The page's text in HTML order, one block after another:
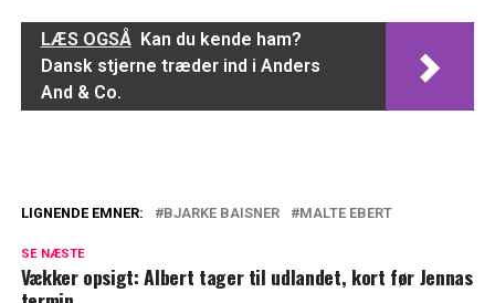
LÆS OGSÅ Kan du kende ham?
Dansk stjerne træder ind i Anders
And & Co.
ind i Anders And & Co.
LIGNENDE EMNER: BJARKE BAISNER MALTE EBERT
SE NÆSTE
Vækker opsigt: Albert tager til udlandet, kort før Jennas